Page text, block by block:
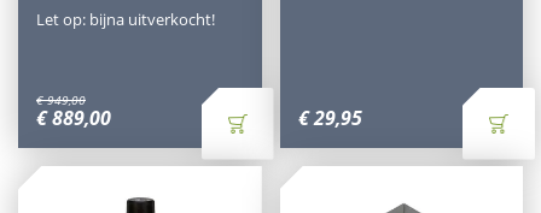
€ 949,00
€889,00
Let op: bijna uitverkocht!
€29,95